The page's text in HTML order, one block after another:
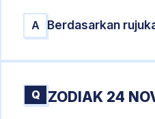
A Berdasarkan
Q ZODIAK 24